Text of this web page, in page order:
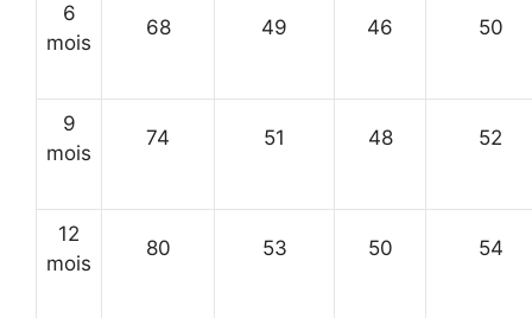
6
mois
68 49 46 50
9
mois
74 51 48 52
12
mois
80 53 50 54